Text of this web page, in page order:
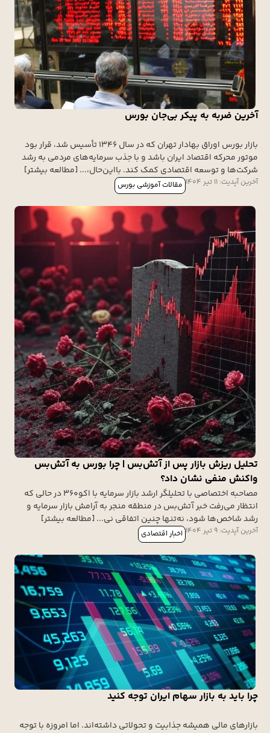
آخرین ضربه به پیکر بی‌جان بورس
بازار بورس اوراق بهادار تهران که در سال ۱۳۴۶ تأسیس شد، قرار بود
موتور محرکه اقتصاد ایران باشد و با جذب سرمایه‌های مردمی به رشد
شرکت‌ها و توسعه اقتصادی کمک کند. بااین‌حال،... [مطالعه بیشتر]
مقالات آموزشی بورس آخرین آپدیت: 11 تیر 1404
تحلیل ریزش بازار پس از آتش‌بس | چرا بورس به آتش‌بس
واکنش منفی نشان داد؟
مصاحبه اختصاصی با تحلیلگر ارشد بازار سرمایه با اکو360 در حالی که
انتظار می‌رفت خبر آتش‌بس در منطقه منجر به آرامش بازار سرمایه و
رشد شاخص‌ها شود، نه‌تنها چنین اتفاقی نی... [مطالعه بیشتر]
اخبار اقتصادی آخرین آپدیت: 9 تیر 1404
چرا باید به بازار سهام ایران توجه کنید
بازارهای مالی همیشه جذابیت و تحولاتی داشته‌اند. اما امروزه با توجه